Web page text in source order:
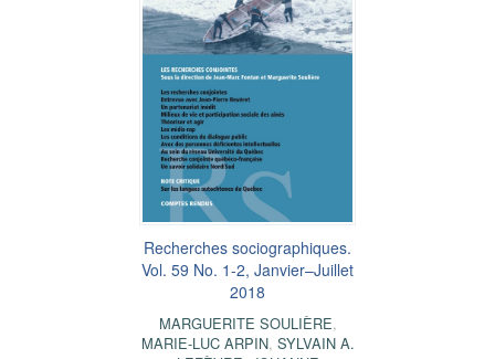
Recherches sociographiques.
Vol. 59 No. 1-2, Janvier–Juillet
2018
MARGUERITE SOULIÈRE,
MARIE-LUC ARPIN, SYLVAIN A.